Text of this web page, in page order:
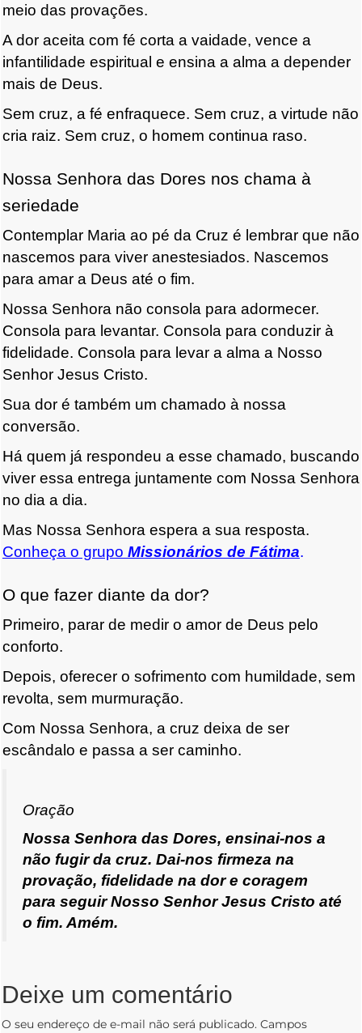
meio das provações.
A dor aceita com fé corta a vaidade, vence a
infantilidade espiritual e ensina a alma a depender
mais de Deus.
Sem cruz, a fé enfraquece. Sem cruz, a virtude não
cria raiz. Sem cruz, o homem continua raso.
Nossa Senhora das Dores nos chama à
seriedade
Contemplar Maria ao pé da Cruz é lembrar que não
nascemos para viver anestesiados. Nascemos
para amar a Deus até o fim.
Nossa Senhora não consola para adormecer.
Consola para levantar. Consola para conduzir à
fidelidade. Consola para levar a alma a Nosso
Senhor Jesus Cristo.
Sua dor é também um chamado à nossa
conversão.
Há quem já respondeu a esse chamado, buscando
viver essa entrega juntamente com Nossa Senhora
no dia a dia.
Mas Nossa Senhora espera a sua resposta.
Conheça o grupo Missionários de Fátima.
O que fazer diante da dor?
Primeiro, parar de medir o amor de Deus pelo
conforto.
Depois, oferecer o sofrimento com humildade, sem
revolta, sem murmuração.
Com Nossa Senhora, a cruz deixa de ser
escândalo e passa a ser caminho.
Oração
Nossa Senhora das Dores, ensinai-nos a
não fugir da cruz. Dai-nos firmeza na
provação, fidelidade na dor e coragem
para seguir Nosso Senhor Jesus Cristo até
o fim. Amém.
Deixe um comentário
O seu endereço de e-mail não será publicado. Campos